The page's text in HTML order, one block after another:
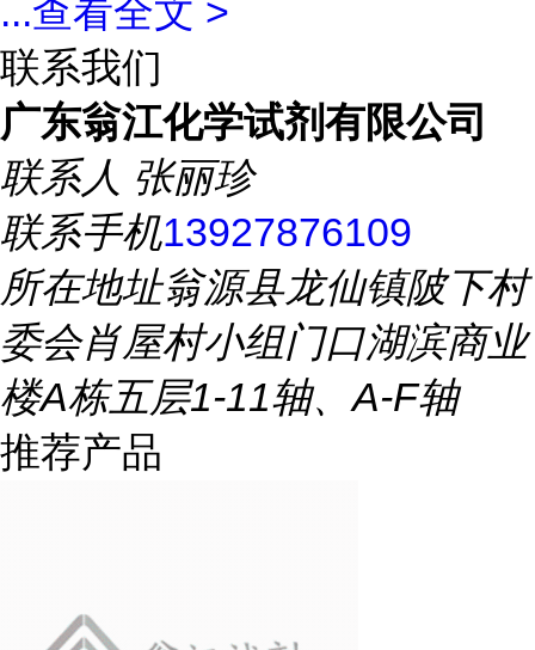
...查看全文 >
联系我们
广东翁江化学试剂有限公司
联系人 张丽珍
联系手机13927876109
所在地址翁源县龙仙镇陂下村
委会肖屋村小组门口湖滨商业
楼A栋五层1-11轴、A-F轴
推荐产品